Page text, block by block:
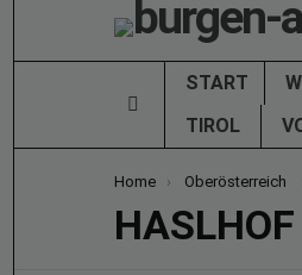
START
TIROL
You are here:
Home Oberösterreich
HASLHOF